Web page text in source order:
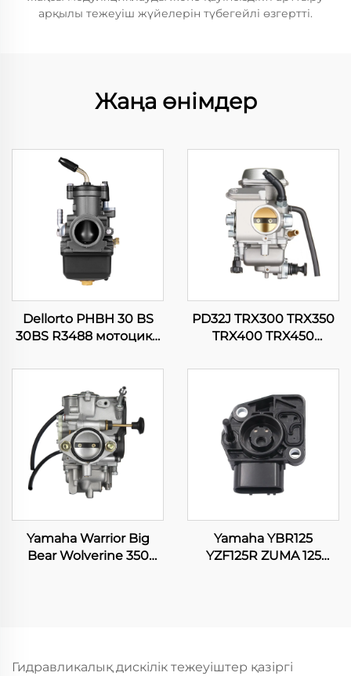
арқылы тежеуіш жүйелерін түбегейлі өзгертті.
Жаңа өнімдер
Dellorto PHBH 30 BS
30BS R3488 мотоцикл
двигатель
карбюраторы
PD32J TRX300 TRX350
TRX400 TRX450
Foreman 300 350 400
Yamaha Warrior Big
Bear Wolverine 350
Yamaha YBR125
YZF125R ZUMA 125
Гидравликалық дискілік тежеуіштер қазіргі